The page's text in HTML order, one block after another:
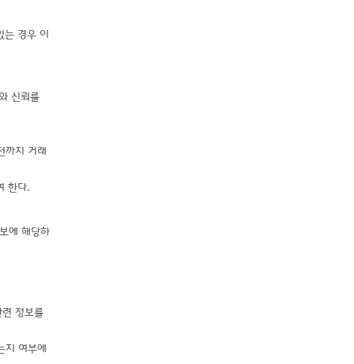
경우 이
신뢰를
까지 거래
한다.
에 해당하
정보를
여부에